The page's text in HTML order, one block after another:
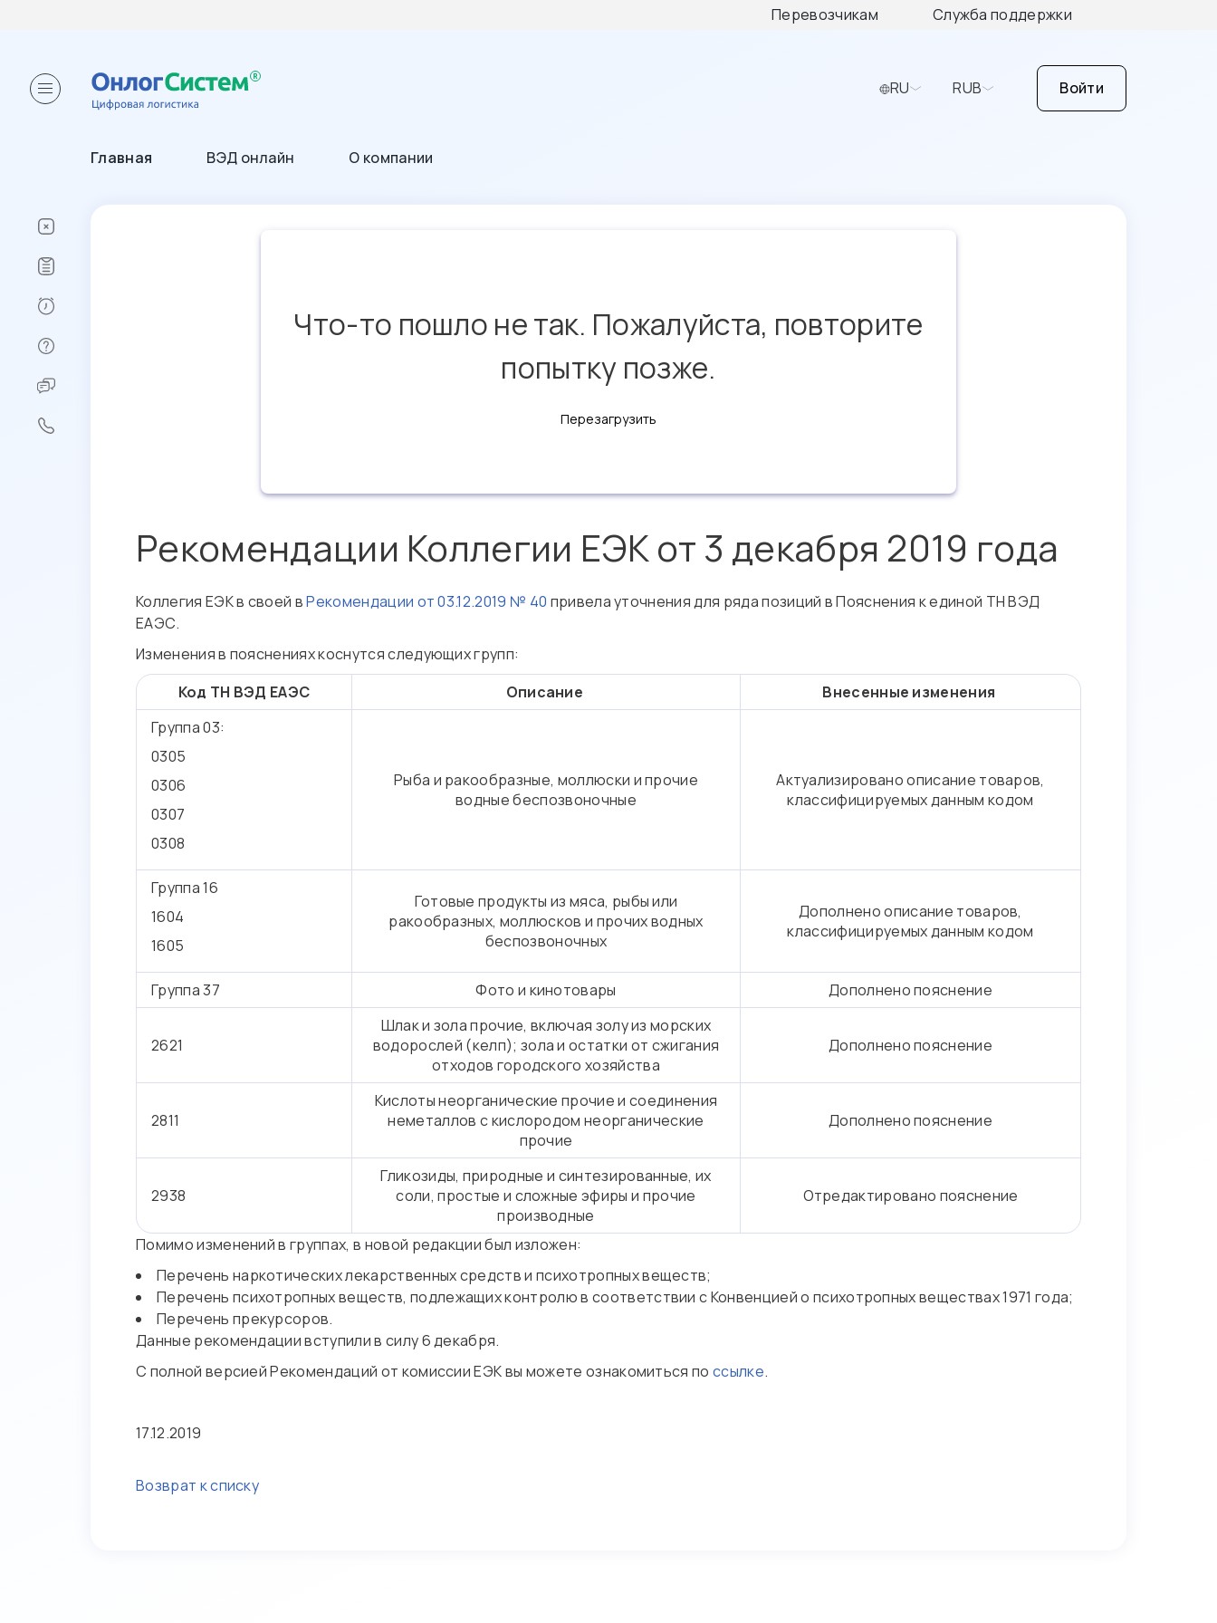
Перевозчикам Служба поддержки
RU RUB Войти
Главная ВЭД онлайн О компании
Что-то пошло не так. Пожалуйста, повторите
попытку позже.
Перезагрузить
Рекомендации Коллегии ЕЭК от 3 декабря 2019 года
Коллегия ЕЭК в своей вРекомендации от 03.12.2019 № 40 привела уточнения для ряда позиций в Пояснения к единой ТН ВЭД
ЕАЭС.
Изменения в пояснениях коснутся следующих групп:
Код ТН ВЭД ЕАЭС
Описание
Внесенные изменения
Группа 03:
0305
0306
0307
0308
Рыба и ракообразные, моллюски и прочие
водные беспозвоночные
Актуализировано описание товаров,
классифицируемых данным кодом
Группа 16
1604
1605
Готовые продукты из мяса, рыбы или
ракообразных, моллюсков и прочих водных
беспозвоночных
Дополнено описание товаров,
классифицируемых данным кодом
Группа 37 Фото и кинотовары Дополнено пояснение
2621
Шлак и зола прочие, включая золу из морских
водорослей (келп); зола и остатки от сжигания
отходов городского хозяйства
Дополнено пояснение
2811
Кислоты неорганические прочие и соединения
неметаллов с кислородом неорганические
прочие
Дополнено пояснение
2938
Гликозиды, природные и синтезированные, их
соли, простые и сложные эфиры и прочие
производные
Отредактировано пояснение
Помимо изменений в группах, в новой редакции был изложен:
Перечень наркотических лекарственных средств и психотропных веществ;
Перечень психотропных веществ, подлежащих контролю в соответствии с Конвенцией о психотропных веществах 1971 года;
Перечень прекурсоров.
Данные рекомендации вступили в силу 6 декабря.
С полной версией Рекомендаций от комиссии ЕЭК вы можете ознакомиться поссылке.
17.12.2019
Возврат к списку